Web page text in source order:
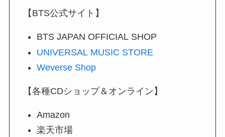
【BTS公式サイト】
BTS JAPAN OFFICIAL SHOP
UNIVERSAL MUSIC STORE
Weverse Shop
【各種CDショップ＆オンライン】
Amazon
楽天市場